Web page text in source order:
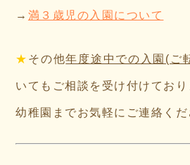
→ 満３歳児の入園について
★ その他年度途中での入園(ご
いてもご相談を受け付けており
幼稚園までお気軽にご連絡くだ